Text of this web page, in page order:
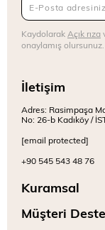
Kaydolarak Açık rıza
onaylamış olursunuz.
İletişim
Adres: Rasimpaşa
No: 26-b Kadıköy /
[email protected]
+90 545 543 48 76
Kuramsal
Müşteri